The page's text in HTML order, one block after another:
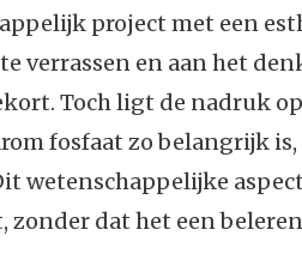
project met een
verrassen en aan het
Toch ligt de nadruk
fosfaat zo belangrijk
wetenschappelijke
zonder dat het een